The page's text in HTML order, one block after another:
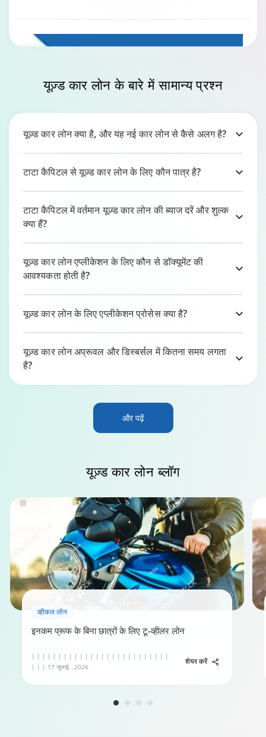
1:57
यूज़्ड कार लोन के बारे में सामान्य प्रश्न
यूज़्ड कार लोन क्या है, और यह नई कार लोन से कैसे अलग है?
टाटा कैपिटल से यूज़्ड कार लोन के लिए कौन पात्र है?
टाटा कैपिटल में वर्तमान यूज़्ड कार लोन की ब्याज दरें और शुल्क
क्या हैं?
यूज़्ड कार लोन एप्लीकेशन के लिए कौन से डॉक्यूमेंट की
आवश्यकता होती है?
यूज़्ड कार लोन के लिए एप्लीकेशन प्रोसेस क्या है?
यूज़्ड कार लोन अप्रूवल और डिस्बर्सल में कितना समय लगता
है?
और पढ़ें
यूज़्ड कार लोनब्लॉग
व्हीकल लोन
इनकम प्रूफ के बिना छात्रों के लिए टू-व्हीलर लोन
| | | | | | | | | | | | | | | | | | | | | | | | | |
| | | 17 जुलाई, ,2026
शेयर करें